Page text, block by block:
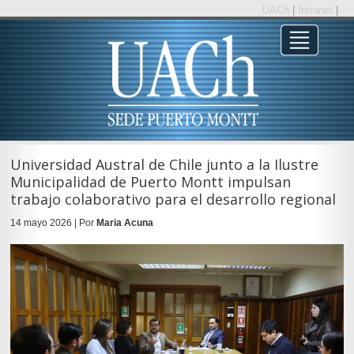
UACh Intranet
Universidad Austral de Chile junto a la Ilustre
Municipalidad de Puerto Montt impulsan
trabajo colaborativo para el desarrollo regional
14 mayo 2026 | Por Maria Acuna